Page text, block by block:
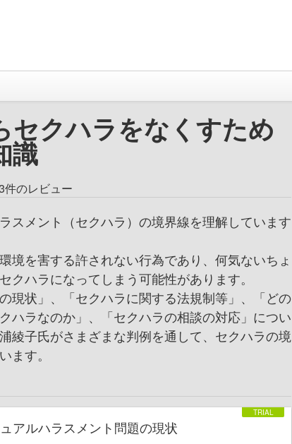
セクハラをなくすため
識
件のレビュー
スメント（セクハラ）の境界線を理解しています
境を害する許されない行為であり、何気ないちょ
クハラになってしまう可能性があります。
現状」、「セクハラに関する法規制等」、「どの
ハラなのか」、「セクハラの相談の対応」につい
綾子氏がさまざまな判例を通して、セクハラの境
ます。
アルハラスメント問題の現状